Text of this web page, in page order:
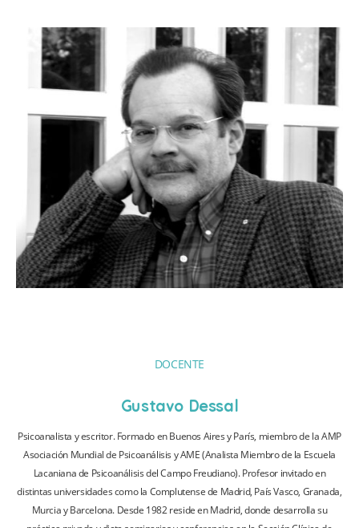
DOCENTE
Gustavo Dessal
Psicoanalista y escritor. Formado en Buenos Aires y París, miembro de la AMP
Asociación Mundial de Psicoanálisis y AME (Analista Miembro de la Escuela
Lacaniana de Psicoanálisis del Campo Freudiano). Profesor invitado en
distintas universidades como la Complutense de Madrid, País Vasco, Granada,
Murcia y Barcelona. Desde 1982 reside en Madrid, donde desarrolla su